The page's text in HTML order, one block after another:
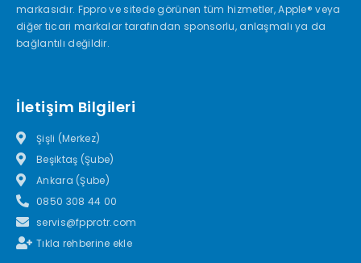
markasıdır. Fppro ve sitede görünen tüm hizmetler, Apple® veya
diğer ticari markalar tarafından sponsorlu, anlaşmalı ya da
bağlantılı değildir.
İletişim Bilgileri
Şişli (Merkez)
Beşiktaş (Şube)
Ankara (Şube)
0850 308 44 00
servis@fpprotr.com
Tıkla rehberine ekle